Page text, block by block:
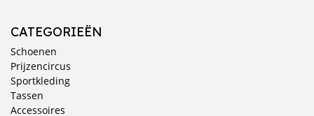
CATEGORIEËN
Schoenen
Prijzencircus
Sportkleding
Tassen
Accessoires